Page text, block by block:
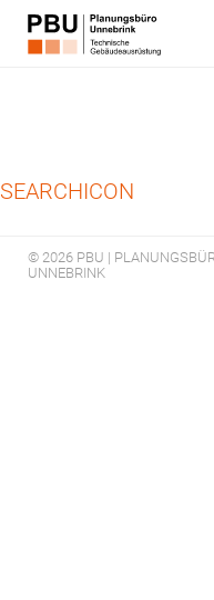
SEARCHICON
© 2026 PBU |
UNNEBRINK